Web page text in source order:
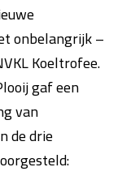
onbelangrijk –
Koeltrofee.
gaf een
van
de drie